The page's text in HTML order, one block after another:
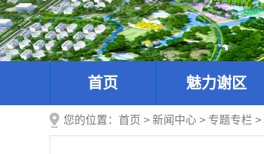
首页 魅力谢区
您的位置： 首页 > 新闻中心 > 专题专栏 >